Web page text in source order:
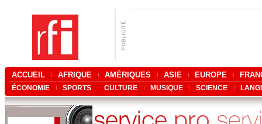
ACCUEIL AFRIQUE AMÉRIQUES ASIE EUROPE
ÉCONOMIE SPORTS CULTURE MUSIQUE SCIENCE